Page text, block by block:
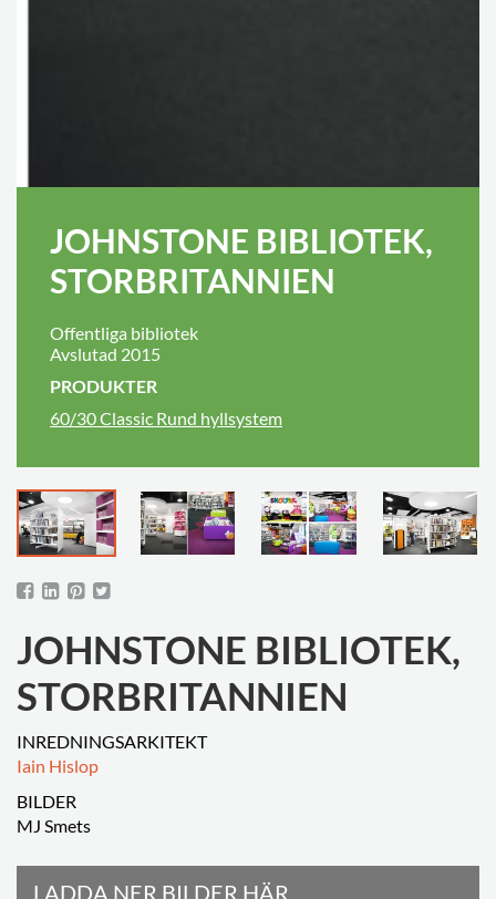
JOHNSTONE BIBLIOTEK,
STORBRITANNIEN
Offentliga bibliotek
Avslutad 2015
PRODUKTER
60/30 Classic Rund hyllsystem
JOHNSTONE BIBLIOTEK,
STORBRITANNIEN
INREDNINGSARKITEKT
Iain Hislop
BILDER
MJ Smets
LADDA NER BILDER HÄR